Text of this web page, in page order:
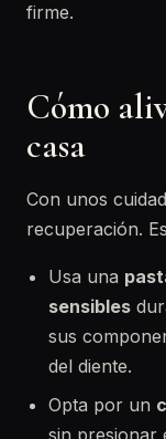
firme.
Cómo
casa
Con unos
recuperación.
Usa una
sensibles
sus
del diente.
Opta por un
sin presionar